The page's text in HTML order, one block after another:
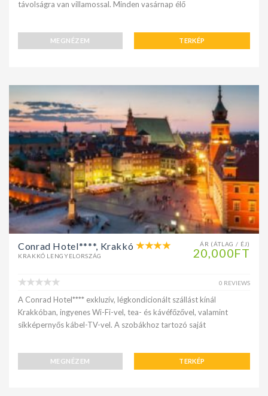
távolságra van villamossal. Minden vasárnap élő
MEGNÉZEM TERKÉP
ÁR (ÁTLAG / ÉJ)
20,000FT
Conrad Hotel****, Krakkó
KRAKKÓ LENGYELORSZÁG
0 REVIEWS
A Conrad Hotel**** exkluzív, légkondicionált szállást kínál
Krakkóban, ingyenes Wi-Fi-vel, tea- és kávéfőzővel, valamint
síkképernyős kábel-TV-vel. A szobákhoz tartozó saját
MEGNÉZEM TERKÉP